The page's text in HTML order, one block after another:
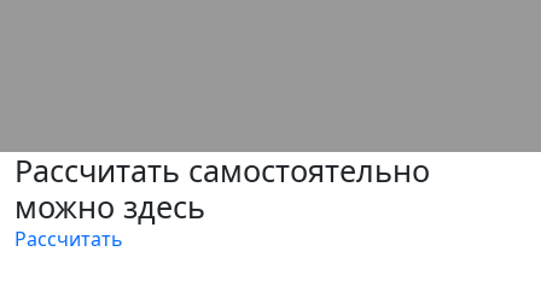
Рассчитать самостоятельно
можно здесь
Рассчитать